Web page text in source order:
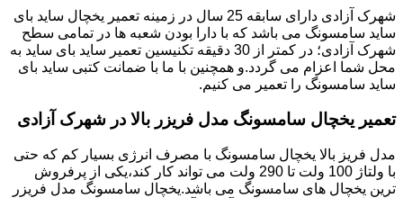
شهرک آزادی دارای سابقه 25 سال در زمینه تعمیر یخچال ساید بای
ساید سامسونگ می باشد که با دارا بودن شعبه ها در تمامی سطح
شهرک آزادی؛ در کمتر از 30 دقیقه تکنیسین تعمیر ساید بای ساید به
محل شما اعزام می گردد.و همچنین با ما با ضمانت کتبی ساید بای
ساید سامسونگ را تعمیر می کنیم.
تعمیر یخچال سامسونگ مدل فریزر بالا در شهرک آزادی
مدل فریز بالا یخچال سامسونگ با مصرف انرژی بسیار کم که حتی
با ولتاژ 100 ولت تا 290 ولت می تواند کار کند،یکی از پرفروش
ترین یخچال های سامسونگ می باشد.یخچال سامسونگ مدل فریزر